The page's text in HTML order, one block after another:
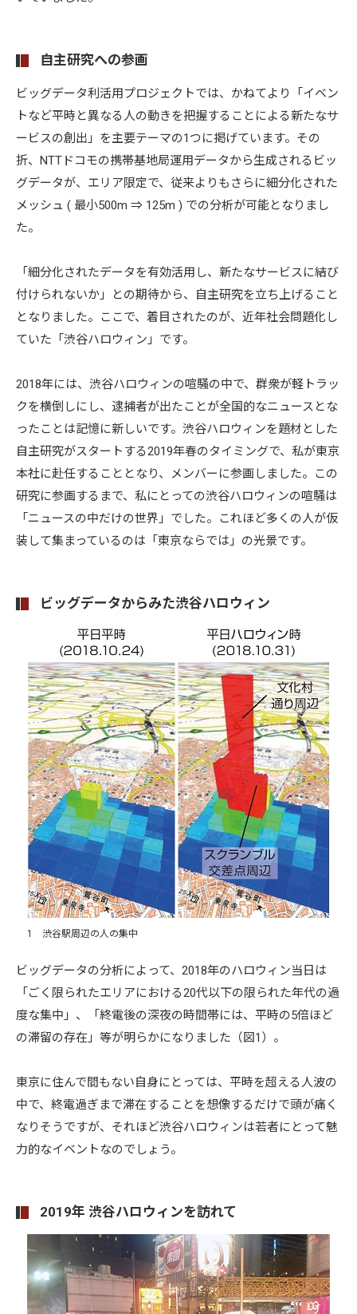
自主研究への参画
ビッグデータ利活用プロジェクトでは、かねてより「イベン
トなど平時と異なる人の動きを把握することによる新たなサ
ービスの創出」を主要テーマの1つに掲げています。その
折、NTTドコモの携帯基地局運用データから生成されるビッ
グデータが、エリア限定で、従来よりもさらに細分化された
メッシュ ( 最小500m ⇒ 125m ) での分析が可能となりまし
た。
「細分化されたデータを有効活用し、新たなサービスに結び
付けられないか」との期待から、自主研究を立ち上げること
となりました。ここで、着目されたのが、近年社会問題化し
ていた「渋谷ハロウィン」です。
2018年には、渋谷ハロウィンの喧騒の中で、群衆が軽トラッ
クを横倒しにし、逮捕者が出たことが全国的なニュースとな
ったことは記憶に新しいです。渋谷ハロウィンを題材とした
自主研究がスタートする2019年春のタイミングで、私が東京
本社に赴任することとなり、メンバーに参画しました。この
研究に参画するまで、私にとっての渋谷ハロウィンの喧騒は
「ニュースの中だけの世界」でした。これほど多くの人が仮
装して集まっているのは「東京ならでは」の光景です。
ビッグデータからみた渋谷ハロウィン
1 渋谷駅周辺の人の集中
ビッグデータの分析によって、2018年のハロウィン当日は
「ごく限られたエリアにおける20代以下の限られた年代の過
度な集中」、「終電後の深夜の時間帯には、平時の5倍ほど
の滞留の存在」等が明らかになりました（図1）。
東京に住んで間もない自身にとっては、平時を超える人波の
中で、終電過ぎまで滞在することを想像するだけで頭が痛く
なりそうですが、それほど渋谷ハロウィンは若者にとって魅
力的なイベントなのでしょう。
2019年 渋谷ハロウィンを訪れて